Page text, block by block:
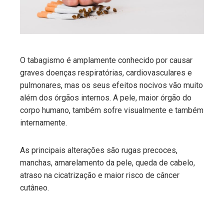
O tabagismo é amplamente conhecido por causar
graves doenças respiratórias, cardiovasculares e
pulmonares, mas os seus efeitos nocivos vão muito
além dos órgãos internos. A pele, maior órgão do
corpo humano, também sofre visualmente e também
internamente.
As principais alterações são rugas precoces,
manchas, amarelamento da pele, queda de cabelo,
atraso na cicatrização e maior risco de câncer
cutâneo.